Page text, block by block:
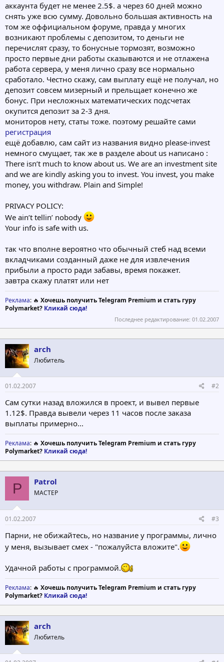
аккаунта будет не менее 2.5$. а через 60 дней можно
снять уже всю сумму. Довольно большая активность на
том же оффициальном форуме, правда у многих
возникают проблемы с депозитом, то деньги не
перечислят сразу, то бонусные тормозят, возможно
просто первые дни работы сказываются и не отлажена
работа сервера, у меня лично сразу все нормально
сработало. Честно скажу, сам выплату ещё не получал, но
депозит совсем мизерный и прельщает конечно же
бонус. При несложных математических подсчетах
окупится депозит за 2-3 дня.
мониторов нету, статы тоже. поэтому решайте сами
регистрация
ещё добавлю, сам сайт из названия видно please-invest
немного смущает, так же в разделе about us написано :
There isn’t much to know about us. We are an investment site
and we are kindly asking you to invest. You invest, you make
money, you withdraw. Plain and Simple!
PRIVACY POLICY:
We ain’t tellin’ nobody
Your info is safe with us.
так что вполне вероятно что обычный стеб над всеми
вкладчиками созданный даже не для извлечения
прибыли а просто ради забавы, время покажет.
завтра скажу платят или нет
Реклама: 🔥 Хочешь получить Telegram Premium и стать гуру
Polymarket? Кликай сюда!
Последнее редактирование: 01.02.2007
arch
Любитель
01.02.2007 #2
Сам сутки назад вложился в проект, и вывел первые
1.12$. Правда вывели через 11 часов после заказа
выплаты примерно...
Реклама: 🔥 Хочешь получить Telegram Premium и стать гуру
Polymarket? Кликай сюда!
P Patrol
МАСТЕР
01.02.2007 #3
Парни, не обижайтесь, но название у программы, лично
у меня, вызывает смех - "пожалуйста вложите".
Удачной работы с программой.
Реклама: 🔥 Хочешь получить Telegram Premium и стать гуру
Polymarket? Кликай сюда!
arch
Любитель